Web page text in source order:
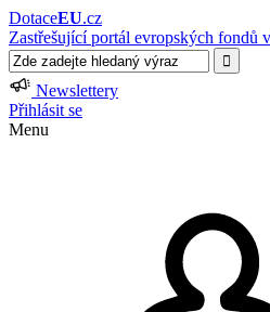
DotaceEU.cz
Zastřešující portál evropských fondů
Newslettery
Přihlásit se
Menu